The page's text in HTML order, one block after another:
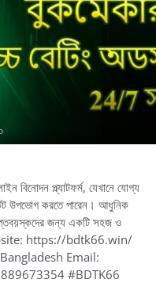
বিনোদন প্ল্যাটফর্ম, যেখানে যোগ্য
উপভোগ করতে পারেন। আধুনিক
জন্য একটি সহজ ও
https://bdtk66.win/
Email:
#BDTK66